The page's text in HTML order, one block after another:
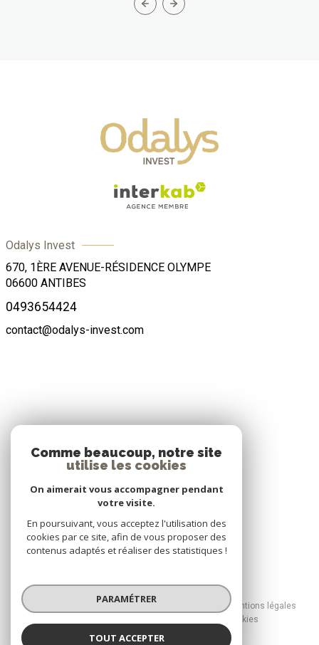
Odalys Invest
670, 1ÈRE AVENUE-RÉSIDENCE OLYMPE
06600 ANTIBES
0493654424
contact@odalys-invest.com
Nous adhérons
© 2026 | Tous droits réservés
Mentions légales
Cookies
Comme beaucoup, notre site
utilise les cookies
On aimerait vous accompagner pendant
votre visite.
En poursuivant, vous acceptez l'utilisation des
cookies par ce site, afin de vous proposer des
contenus adaptés et réaliser des statistiques !
PARAMÉTRER
TOUT ACCEPTER